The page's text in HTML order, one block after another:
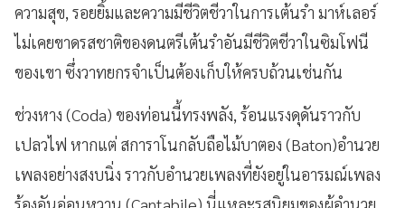
ความสุข, รอยยิ้มและความมีชีวิตชีวาในการเต้นรำ มาห์เลอร์
ไม่เคยขาดรสชาติของดนตรีเต้นรำอันมีชีวิตชีวาในซิมโฟนี
ของเขา ซึ่งวาทยกรจำเป็นต้องเก็บให้ครบถ้วนเช่นกัน
ช่วงหาง (Coda) ของท่อนนี้ทรงพลัง, ร้อนแรงดุดันราวกับ
เปลวไฟ หากแต่ สการาโนกลับถือไม้บาตอง (Baton)อำนวย
เพลงอย่างสงบนิ่ง ราวกับอำนวยเพลงที่ยังอยู่ในอารมณ์เพลง
ร้องอันอ่อนหวาน (Cantabile) นี่แหละรสนิยมของผู้อำนวย